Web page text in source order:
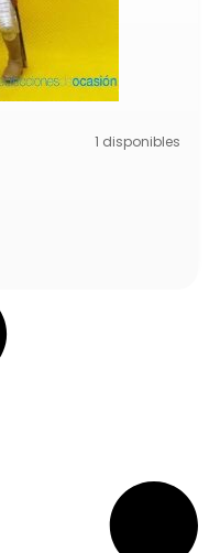
1 disponibles